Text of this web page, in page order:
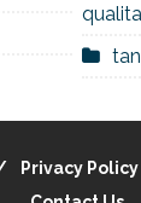
Privacy Policy